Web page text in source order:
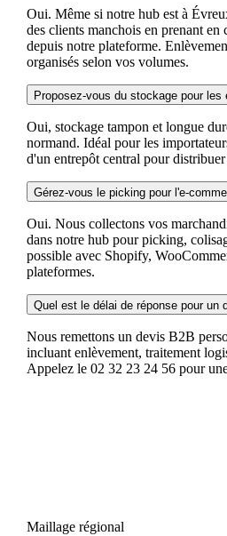
Oui. Même si notre hub est à
des clients manchois en prenant
depuis notre plateforme.
organisés selon vos volumes.
Proposez-vous du stockage pour les
Oui, stockage tampon et longue
normand. Idéal pour les
d'un entrepôt central pour
Gérez-vous le picking pour l'e-
Oui. Nous collectons vos
dans notre hub pour picking,
possible avec Shopify,
plateformes.
Quel est le délai de réponse pour un
Nous remettons un devis B2B
incluant enlèvement, traitement
Appelez le 02 32 23 24 56 pour
Maillage régional